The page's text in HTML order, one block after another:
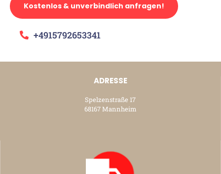
Kostenlos & unverbindlich anfragen!
+4915792653341
ADRESSE
Spelzenstraße 17
68167 Mannheim